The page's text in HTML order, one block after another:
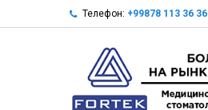
Телефон: +99878 113 36 36